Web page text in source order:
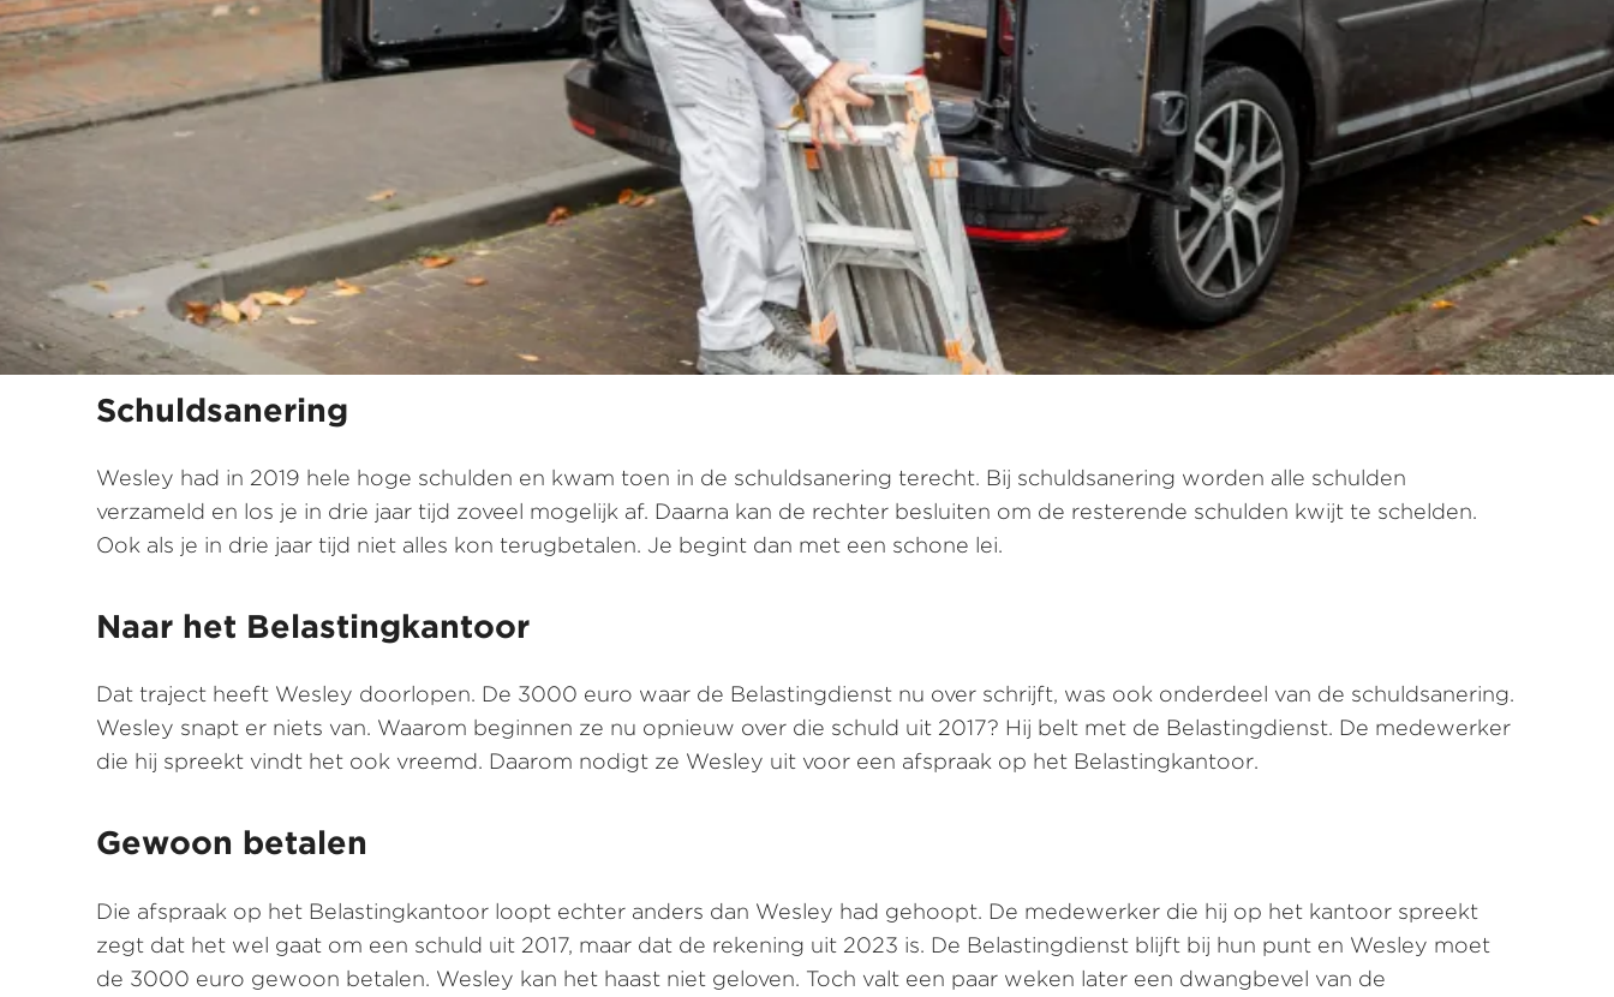
Schuldsanering
Wesley had in 2019 hele hoge schulden en kwam toen in de schuldsanering terecht. Bij schuldsanering worden alle schulden
verzameld en los je in drie jaar tijd zoveel mogelijk af. Daarna kan de rechter besluiten om de resterende schulden kwijt te schelden.
Ook als je in drie jaar tijd niet alles kon terugbetalen. Je begint dan met een schone lei.
Naar het Belastingkantoor
Dat traject heeft Wesley doorlopen. De 3000 euro waar de Belastingdienst nu over schrijft, was ook onderdeel van de schuldsanering.
Wesley snapt er niets van. Waarom beginnen ze nu opnieuw over die schuld uit 2017? Hij belt met de Belastingdienst. De medewerker
die hij spreekt vindt het ook vreemd. Daarom nodigt ze Wesley uit voor een afspraak op het Belastingkantoor.
Gewoon betalen
Die afspraak op het Belastingkantoor loopt echter anders dan Wesley had gehoopt. De medewerker die hij op het kantoor spreekt
zegt dat het wel gaat om een schuld uit 2017, maar dat de rekening uit 2023 is. De Belastingdienst blijft bij hun punt en Wesley moet
de 3000 euro gewoon betalen. Wesley kan het haast niet geloven. Toch valt een paar weken later een dwangbevel van de